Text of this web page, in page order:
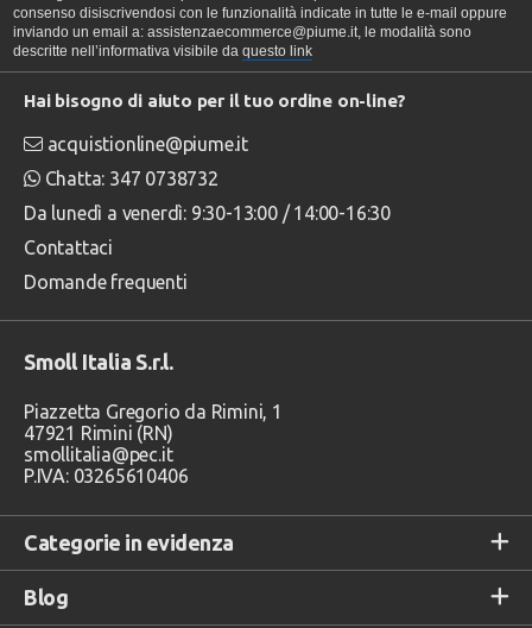
consenso disiscrivendosi con le funzionalità indicate in tutte le e-mail oppure
inviando un email a: assistenzaecommerce@piume.it, le modalità sono
descritte nell’informativa visibile da questo link
Categorie in evidenza
Blog
Hai bisogno di aiuto per il tuo ordine on-line?
acquistionline@piume.it
Chatta: 347 0738732
Da lunedì a venerdì: 9:30-13:00 / 14:00-16:30
Contattaci
Domande frequenti
Smoll Italia S.r.l.
Piazzetta Gregorio da Rimini, 1
47921 Rimini (RN)
smollitalia@pec.it
P.IVA: 03265610406